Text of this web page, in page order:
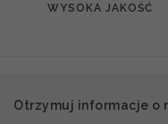
WYSOKA JAKOŚĆ
Otrzymuj informacje o